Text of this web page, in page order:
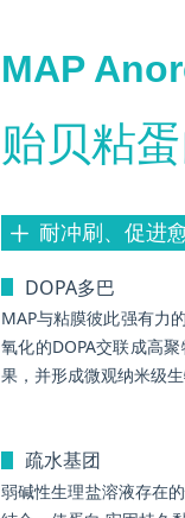
DOPA多巴
MAP与粘膜彼此强有力
氧化的DOPA交联成高
果，并形成微观纳米级
疏水基团
弱碱性生理盐溶液存在
ꄶ
ꄸ 耐冲刷、促进
ꄶ
MAP
贻贝粘